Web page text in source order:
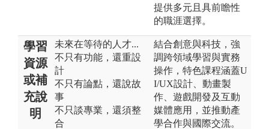
提供多元且具前瞻性
的職涯選擇。
學習
資源
或補
充說
明
未來在等待的人才...
不只有功能，還重設
計
不只有論點，還說故
事
不只談專業，還須整
合
結合創意與科技，強
調跨領域學習與實務
操作，特色課程涵蓋U
I/UX設計、動畫製
作、遊戲開發及互動
媒體應用，並推動產
學合作與國際交流。